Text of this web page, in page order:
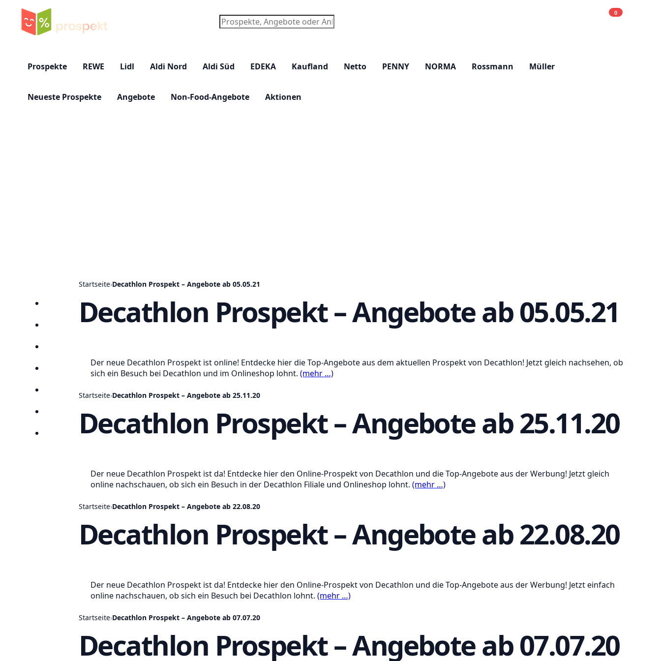
Suchen
0
Prospekte REWE Lidl Aldi Nord Aldi Süd EDEKA Kaufland Netto PENNY NORMA Rossmann Müller
Neueste Prospekte Angebote Non-Food-Angebote Aktionen
Startseite
Lieblingsprospekte
Kompass
Startseite›Decathlon Prospekt – Angebote ab 05.05.21
Decathlon Prospekt – Angebote ab 05.05.21
Der neue Decathlon Prospekt ist online! Entdecke hier die Top-Angebote aus dem aktuellen Prospekt von Decathlon! Jetzt gleich nachsehen, ob
sich ein Besuch bei Decathlon und im Onlineshop lohnt. (mehr …)
Startseite›Decathlon Prospekt – Angebote ab 25.11.20
Decathlon Prospekt – Angebote ab 25.11.20
Der neue Decathlon Prospekt ist da! Entdecke hier den Online-Prospekt von Decathlon und die Top-Angebote aus der Werbung! Jetzt gleich
online nachschauen, ob sich ein Besuch in der Decathlon Filiale und Onlineshop lohnt. (mehr …)
Startseite›Decathlon Prospekt – Angebote ab 22.08.20
Decathlon Prospekt – Angebote ab 22.08.20
Der neue Decathlon Prospekt ist da! Entdecke hier den Online-Prospekt von Decathlon und die Top-Angebote aus der Werbung! Jetzt einfach
online nachschauen, ob sich ein Besuch bei Decathlon lohnt. (mehr …)
Startseite›Decathlon Prospekt – Angebote ab 07.07.20
Decathlon Prospekt – Angebote ab 07.07.20